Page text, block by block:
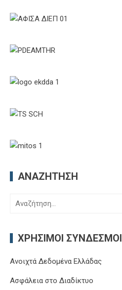
ΑΝΑΖΉΤΗΣΗ
Αναζήτηση
ΧΡΉΣΙΜΟΙ ΣΎΝΔΕΣΜΟΙ
Ανοιχτά Δεδομένα Ελλάδας
Ασφάλεια στο Διαδίκτυο